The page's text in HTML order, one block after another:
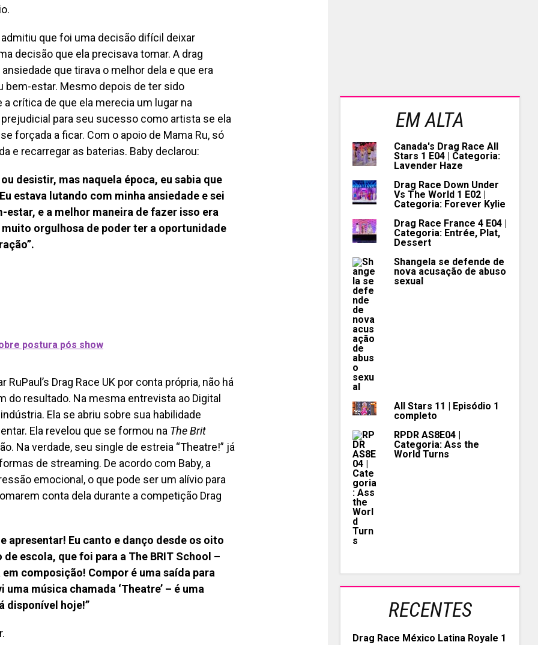
admitiu que foi uma decisão difícil deixar
decisão que ela precisava tomar. A drag
que tirava o melhor dela e que era
bem-estar. Mesmo depois de ter sido
crítica de que ela merecia um lugar na
para seu sucesso como artista se ela
forçada a ficar. Com o apoio de Mama Ru, só
e recarregar as baterias. Baby declarou:
desistir, mas naquela época, eu sabia que
estava lutando com minha ansiedade e sei
estar, e a melhor maneira de fazer isso era
orgulhosa de poder ter a oportunidade
postura pós show
Drag Race UK por conta própria, não há
do resultado. Na mesma entrevista ao Digital
Ela se abriu sobre sua habilidade
Ela revelou que se formou na The Brit
Na verdade, seu single de estreia “Theatre!” já
de streaming. De acordo com Baby, a
emocional, o que pode ser um alívio para
conta dela durante a competição Drag
apresentar! Eu canto e danço desde os oito
escola, que foi para a The BRIT School –
composição! Compor é uma saída para
música chamada ‘Theatre’ – é uma
disponível hoje!”
EM ALTA
Canada's Drag Race All
Stars 1 E04 | Categoria:
Lavender Haze
Drag Race Down Under
Vs The World 1 E02 |
Categoria: Forever Kylie
Drag Race France 4 E04 |
Categoria: Entrée, Plat,
Dessert
Shangela se defende de
nova acusação de abuso
sexual
All Stars 11 | Episódio 1
completo
RPDR AS8E04 |
Categoria: Ass the
World Turns
RECENTES
Drag Race México Latina Royale 1